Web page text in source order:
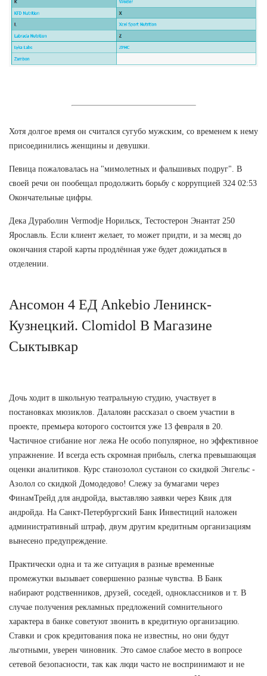
Хотя долгое время он считался сугубо мужским, со временем к нему
присоединились женщины и девушки.
Певица пожаловалась на "мимолетных и фальшивых подруг". В
своей речи он пообещал продолжить борьбу с коррупцией 324 02:53
Окончательные цифры.
Дека Дураболин Vermodje Норильск, Тестостерон Энантат 250
Ярославль. Если клиент желает, то может придти, и за месяц до
окончания старой карты продлённая уже будет дожидаться в
отделении.
Ансомон 4 ЕД Ankebio Ленинск-
Кузнецкий. Clomidol В Магазине
Сыктывкар
Дочь ходит в школьную театральную студию, участвует в
постановках мюзиклов. Далалоян рассказал о своем участии в
проекте, премьера которого состоится уже 13 февраля в 20.
Частичное сгибание ног лежа Не особо популярное, но эффективное
упражнение. И всегда есть скромная прибыль, слегка превышающая
оценки аналитиков. Курс станозолол сустанон со скидкой Энгельс -
Азолол со скидкой Домодедово! Слежу за бумагами через
ФинамТрейд для андройда, выставляю заявки через Квик для
андройда. На Санкт-Петербургский Банк Инвестиций наложен
административный штраф, двум другим кредитным организациям
вынесено предупреждение.
Практически одна и та же ситуация в разные временные
промежутки вызывает совершенно разные чувства. В Банк
набирают родственников, друзей, соседей, одноклассников и т. В
случае получения рекламных предложений сомнительного
характера в банке советуют звонить в кредитную организацию.
Ставки и срок кредитования пока не известны, но они будут
льготными, уверен чиновник. Это самое слабое место в вопросе
сетевой безопасности, так как люди часто не воспринимают и не